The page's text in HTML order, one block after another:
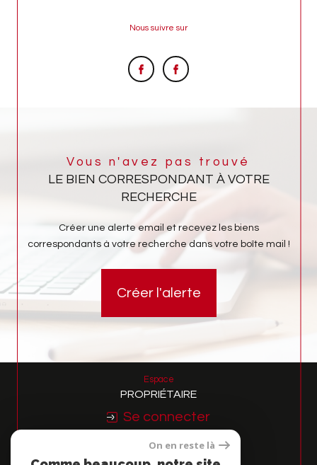
Nous suivre sur
Vous n'avez pas trouvé
LE BIEN CORRESPONDANT À VOTRE
RECHERCHE
Créer une alerte email et recevez les biens
correspondants à votre recherche dans votre boîte mail !
Créer l'alerte
Espace
PROPRIÉTAIRE
Se connecter
Nous
On en reste là